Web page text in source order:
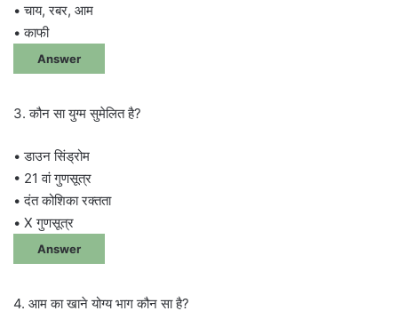
• चाय, रबर, आम
• काफी
Answer
3. कौन सा युग्म सुमेलित है?
• डाउन सिंड्रोम
• 21 वां गुणसूत्र
• दंत कोशिका रक्तता
• X गुणसूत्र
Answer
4. आम का खाने योग्य भाग कौन सा है?